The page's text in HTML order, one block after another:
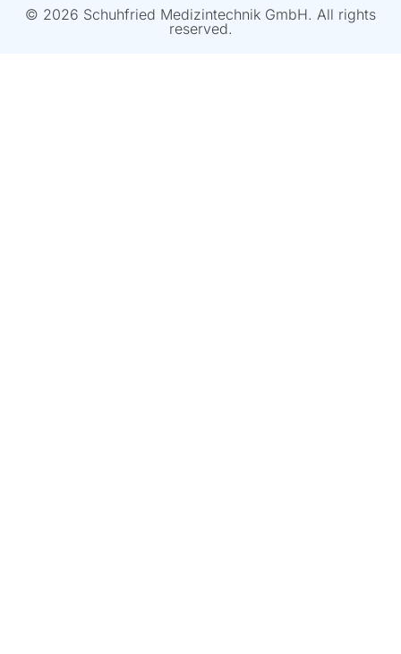
© 2026 Schuhfried Medizintechnik GmbH. All rights
reserved.